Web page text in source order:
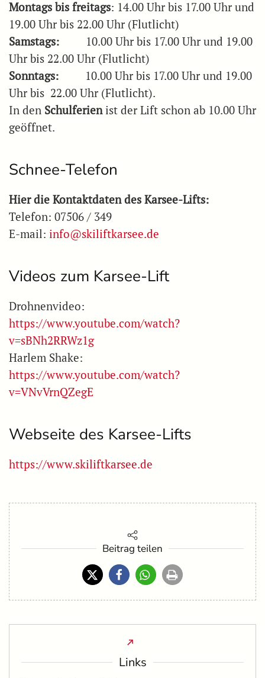
Montags bis freitags: 14.00 Uhr bis 17.00 Uhr und
19.00 Uhr bis 22.00 Uhr (Flutlicht)
Samstags:
10.00 Uhr bis 17.00 Uhr und 19.00
Uhr bis 22.00 Uhr (Flutlicht)
Sonntags: 10.00 Uhr bis 17.00 Uhr und 19.00
Uhr bis 22.00 Uhr (Flutlicht).
In den Schulferienist der Lift schon ab 10.00 Uhr
geöffnet.
Schnee-Telefon
Hier die Kontaktdaten des Karsee-Lifts:
Telefon: 07506 / 349
E-mail: info@skiliftkarsee.de
Videos zum Karsee-Lift
Drohnenvideo:
https://www.youtube.com/watch?
v=sBNh2RRWz1g
Harlem Shake:
https://www.youtube.com/watch?
v=VNvVrnQZegE
Webseite des Karsee-Lifts
https://www.skiliftkarsee.de
Beitrag teilen
Links